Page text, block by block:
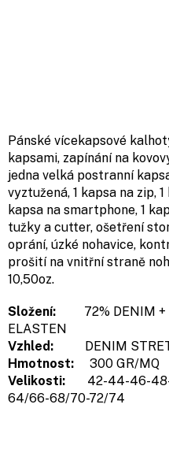
Pánské vícekapsové
kapsami, zapínání na
jedna velká postranní
vyztužená, 1 kapsa na zip,
kapsa na smartphone, 1
tužky a cutter, ošetření
oprání, úzké nohavice,
prošití na vnitřní straně
10,50oz.
Složení:
72% DENIM +
ELASTEN
Vzhled:
DENIM
Hmotnost:
300 GR/MQ
Velikosti:
42-44-46-48-
64/66-68/70-72/74